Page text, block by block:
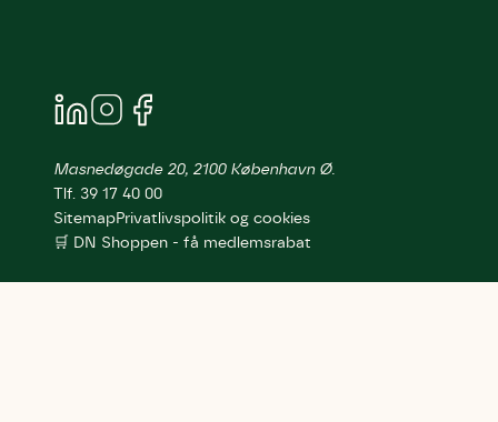
Masnedøgade 20, 2100 København Ø.
Tlf. 39 17 40 00
SitemapPrivatlivspolitik og cookies
🛒 DN Shoppen - få medlemsrabat